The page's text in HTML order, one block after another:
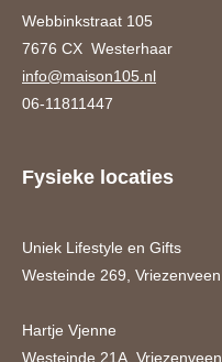
Webbinkstraat 105
7676 CX Westerhaar
info@maison105.nl
06-11811447
Fysieke locaties
Uniek Lifestyle en Gifts
Westeinde 269, Vriezenveen
Hartje Vjenne
Westeinde 21A, Vriezenveen